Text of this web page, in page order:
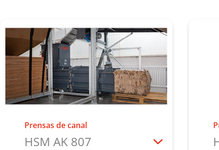
Prensas de canal
HSM AK 807